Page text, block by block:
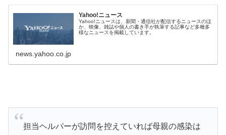
Yahoo!ニュース
Yahoo!ニュースは、新聞・通信社が配信するニュースのほ
か、映像、雑誌や個人の書き手が執筆する記事など多種多
様なニュースを掲載しています。
news.yahoo.co.jp
担当ヘルパーが訪問を控えていれば母親の感染は